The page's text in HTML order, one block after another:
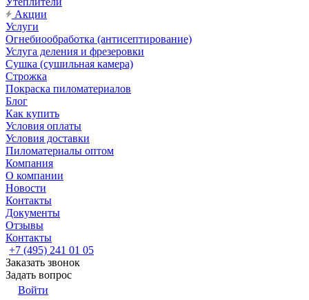
Акции
Услуги
Огнебиообработка (антисептирование)
Услуга деления и фрезеровки
Сушка (сушильная камера)
Строжка
Покраска пиломатериалов
Блог
Как купить
Условия оплаты
Условия доставки
Пиломатериалы оптом
Компания
О компании
Новости
Контакты
Документы
Отзывы
Контакты
+7 (495) 241 01 05
Заказать звонок
Задать вопрос
Войти